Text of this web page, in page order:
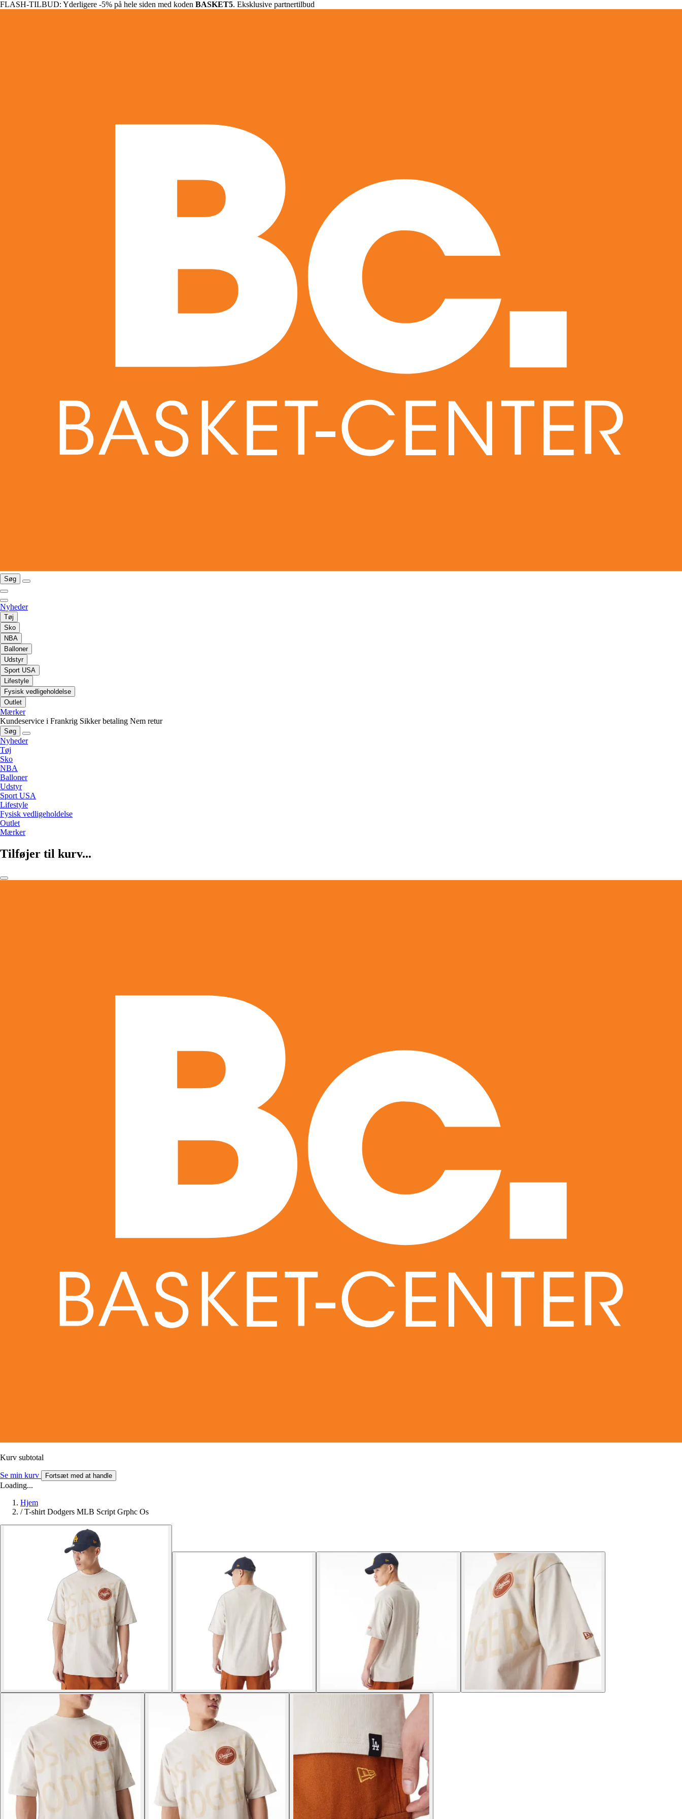
FLASH-TILBUD: Yderligere -5% på hele siden med koden BASKET5. Eksklusive partnertilbud
Søg
Nyheder
Tøj
Sko
NBA
Balloner
Udstyr
Sport USA
Lifestyle
Fysisk vedligeholdelse
Outlet
Mærker
Kundeservice i Frankrig Sikker betaling Nem retur
Søg
Nyheder
Tøj
Sko
NBA
Balloner
Udstyr
Sport USA
Lifestyle
Fysisk vedligeholdelse
Outlet
Mærker
Tilføjer til kurv...
Kurv subtotal
Se min kurv Fortsæt med at handle
Loading...
Hjem
/ T-shirt Dodgers MLB Script Grphc Os